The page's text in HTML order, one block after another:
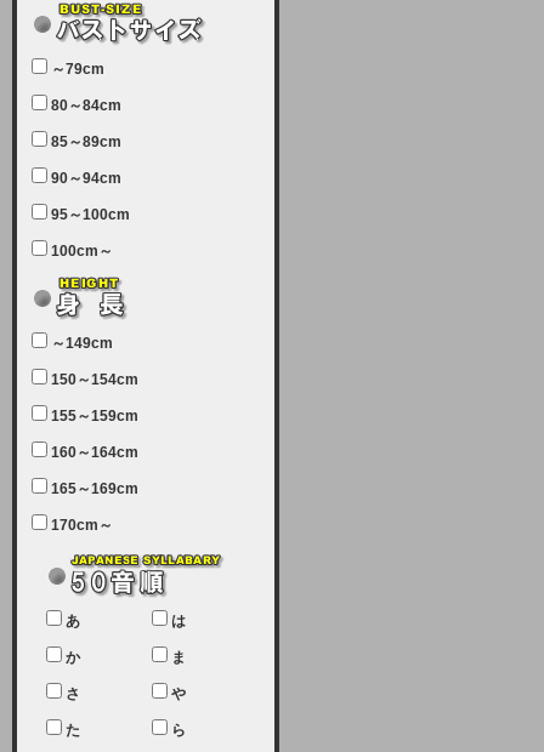
本日、サーバーメンテナンスのため
ユーザー様には大変ご迷惑をおかけ
しました。無事、メンテナンスが完
致します。
2025-06-11 (水)
【サーバーメンテナンス実施につい
7月5日（土曜日）午前7：00から午
テナンスを実施します。ユーザー様
にはご迷惑をおかけしますがご理解
いただけます様、宜しくお願い致し
【クレジットカード決済について
②】
現在、クレジットカード決済はJCB
のみになっております。大変ご迷惑
キャシュでの決済は可能ですので、
宜しくお願い致します。
2024-02-23 (金)
【クレジットカード決済について】
只今、クレジットカード会社の都合
により決済ができない状況です。
ユーザー様には、大変ご迷惑をおか
～79cm
80～84cm
85～89cm
90～94cm
95～100cm
100cm～
～149cm
150～154cm
155～159cm
160～164cm
165～169cm
170cm～
あ は
か ま
さ や
た ら